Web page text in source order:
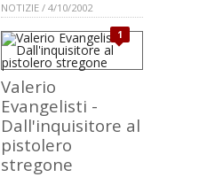
NOTIZIE / 4/10/2002
1
Valerio
Evangelisti -
Dall'inquisitore al
pistolero
stregone